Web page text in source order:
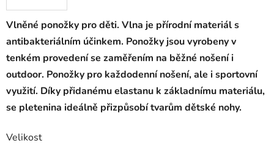
Vlněné ponožky pro děti. Vlna je přírodní materiál s
antibakteriálním účinkem. Ponožky jsou vyrobeny v
tenkém provedení se zaměřením na běžné nošení i
outdoor. Ponožky pro každodenní nošení, ale i sportovní
využití. Díky přidanému elastanu k základnímu materiálu,
se pletenina ideálně přizpůsobí tvarům dětské nohy.
Velikost